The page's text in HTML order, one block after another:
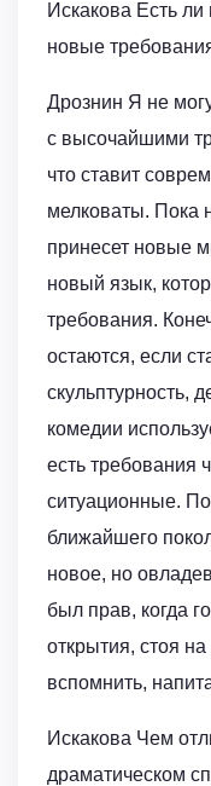
Искакова Есть
новые
Дрознин Я не
с высочайшими
что ставит
мелковаты. Пока
принесет новые
новый язык,
требования.
остаются, если
скульптурность,
комедии
есть требования
ситуационные.
ближайшего
новое, но
был прав, когда
открытия, стоя
вспомнить,
Искакова Чем
драматическом